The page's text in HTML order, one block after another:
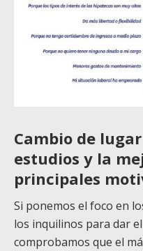
Cambio de
estudios y la
principales
Si ponemos el foco en
los inquilinos para dar
comprobamos que el